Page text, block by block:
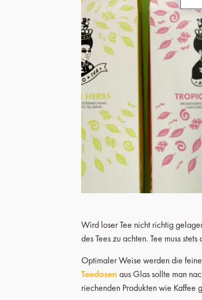
Wird loser Tee nicht richtig
des Tees zu achten. Tee muss
Optimaler Weise werden die
Teedosen aus Glas sollte man
riechenden Produkten wie Kaffee